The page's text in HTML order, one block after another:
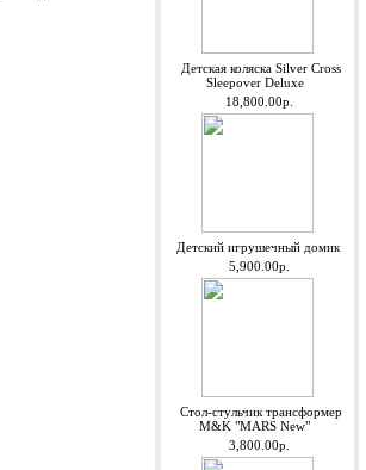
Детская коляска Silver Cross
Sleepover Deluxe
18,800.00р.
Детский игрушечный домик
5,900.00р.
Стол-стульчик трансформер
M&K "MARS New"
3,800.00р.